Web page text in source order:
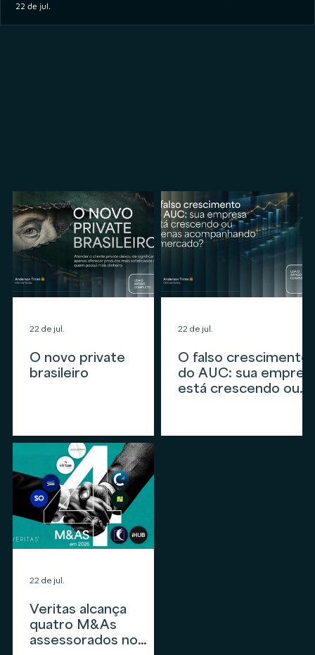
O novo private
brasileiro
22 de jul.
O falso crescimento
do AUC: sua
está crescendo ou
mercado?
22 de jul.
Veritas alcança
quatro M&As
assessorados no
22 de jul.
22 de jul.